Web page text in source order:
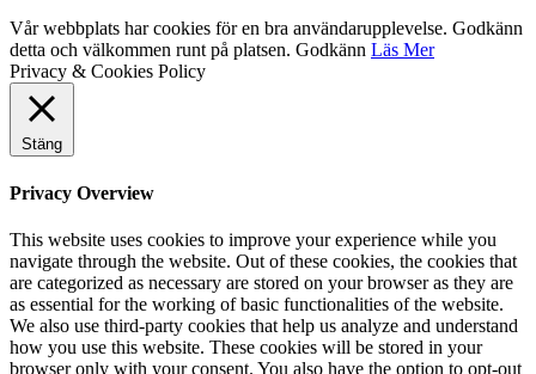
Vår webbplats har cookies för en bra användarupplevelse. Godkänn
detta och välkommen runt på platsen. Godkänn Läs Mer
Privacy & Cookies Policy
Stäng
Privacy Overview
This website uses cookies to improve your experience while you
navigate through the website. Out of these cookies, the cookies that
are categorized as necessary are stored on your browser as they are
as essential for the working of basic functionalities of the website.
We also use third-party cookies that help us analyze and understand
how you use this website. These cookies will be stored in your
browser only with your consent. You also have the option to opt-out